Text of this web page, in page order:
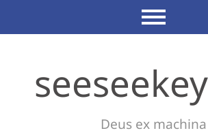
Deus ex machina